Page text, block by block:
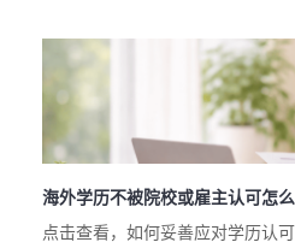
海外学历不被院校或雇主认可怎么
点击查看，如何妥善应对学历认